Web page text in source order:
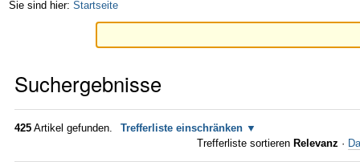
Sie sind hier: Startseite
Suchergebnisse
425 Artikel gefunden.
Trefferliste einschränken
Trefferliste sortieren Relevanz ·